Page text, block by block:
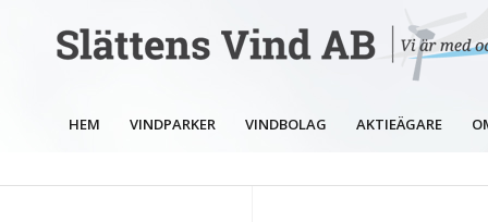
HEM VINDPARKER VINDBOLAG AKTIEÄGARE